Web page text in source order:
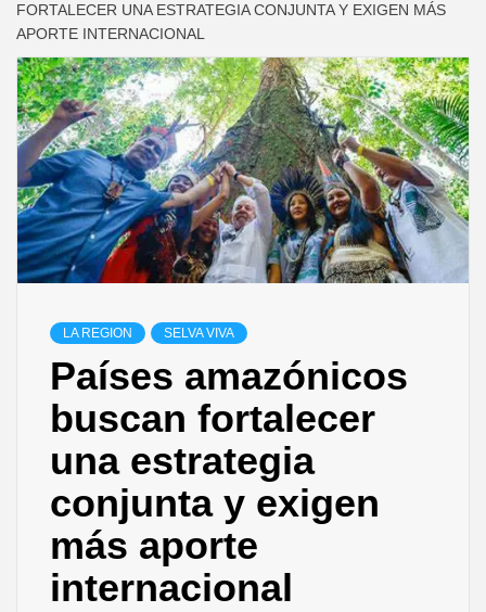
FORTALECER UNA ESTRATEGIA CONJUNTA Y EXIGEN MÁS
APORTE INTERNACIONAL
LA REGION SELVA VIVA
Países amazónicos
buscan fortalecer
una estrategia
conjunta y exigen
más aporte
internacional